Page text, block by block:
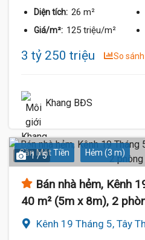
Diện tích: 26 m²
Giá/m²: 125 triệu/m²
3 tỷ 250 triệu So sánh
Khang BĐS
Gần Mặt Tiền Hẻm (3 m)
1 / 5
Bán nhà hẻm, Kênh
40 m² (5m x 8m), 2
Kênh 19 Tháng 5, Tây